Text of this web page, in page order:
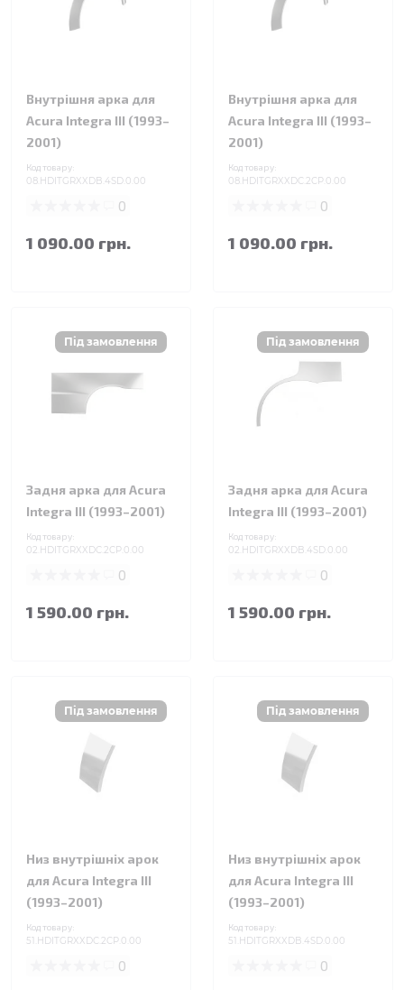
Внутрішня арка для
Acura Integra III (1993–
2001)
Код товару:
08.HDITGRXXDB.4SD.0.00
0
1 090.00 грн.
Внутрішня арка для
Acura Integra III (1993–
2001)
Код товару:
08.HDITGRXXDC.2CP.0.00
0
1 090.00 грн.
Задня арка для Acura
Integra III (1993–2001)
Код товару:
02.HDITGRXXDC.2CP.0.00
0
1 590.00 грн.
Задня арка для Acura
Integra III (1993–2001)
Код товару:
02.HDITGRXXDB.4SD.0.00
0
1 590.00 грн.
Низ внутрішніх арок
для Acura Integra III
(1993–2001)
Код товару:
51.HDITGRXXDC.2CP.0.00
0
Низ внутрішніх арок
для Acura Integra III
(1993–2001)
Код товару:
51.HDITGRXXDB.4SD.0.00
0